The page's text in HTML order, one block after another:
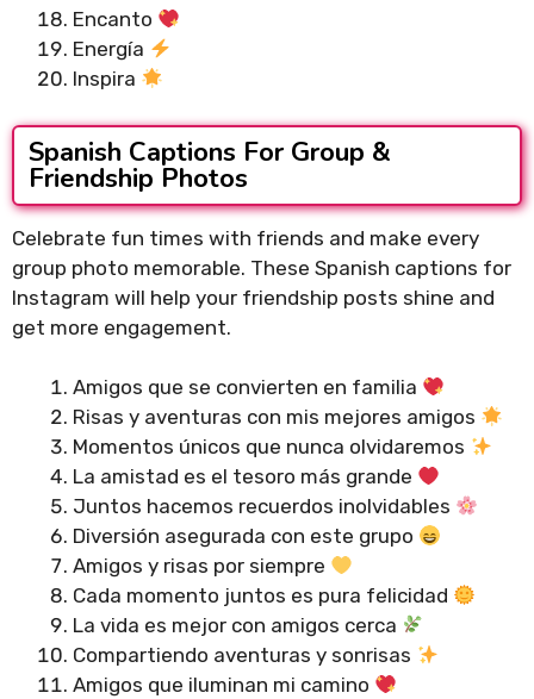
Encanto
Energía
Inspira
Spanish Captions For Group &
Friendship Photos
Celebrate fun times with friends and make every
group photo memorable. These Spanish captions for
Instagram will help your friendship posts shine and
get more engagement.
Amigos que se convierten en familia
Risas y aventuras con mis mejores amigos
Momentos únicos que nunca olvidaremos
La amistad es el tesoro más grande
Juntos hacemos recuerdos inolvidables
Diversión asegurada con este grupo
Amigos y risas por siempre
Cada momento juntos es pura felicidad
La vida es mejor con amigos cerca
Compartiendo aventuras y sonrisas
Amigos que iluminan mi camino